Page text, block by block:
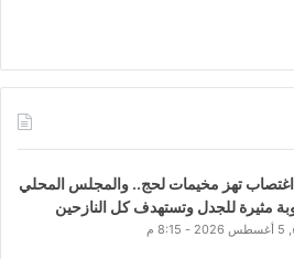
تهز مخيمات لحج.. والمجلس المحلي
مثيرة للجدل وتستهدف كل النازحين
م